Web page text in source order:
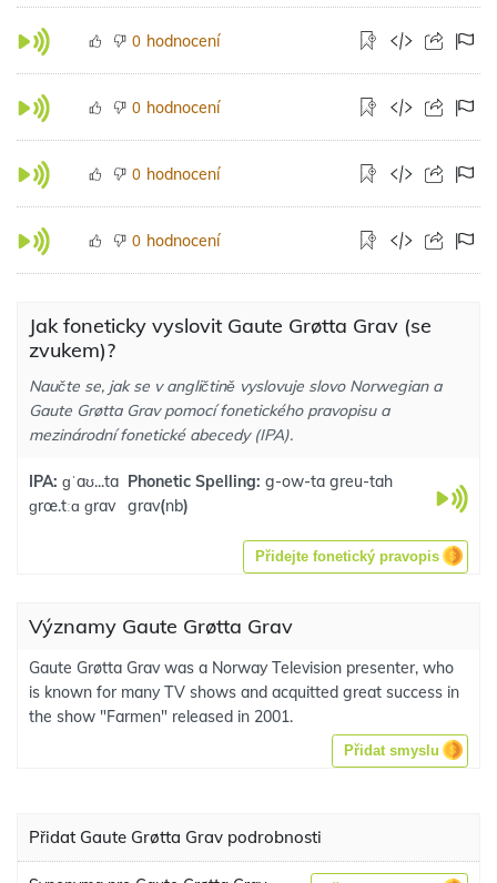
0 hodnocení
0 hodnocení
0 hodnocení
0 hodnocení
Jak foneticky vyslovit Gaute Grøtta Grav (se
zvukem)?
Naučte se, jak se v angličtině vyslovuje slovo Norwegian a
Gaute Grøtta Grav pomocí fonetického pravopisu a
mezinárodní fonetické abecedy (IPA).
IPA: ɡˈaʊ...ta
ɡrœ.tːɑ ɡrav
Phonetic Spelling: g-ow-ta greu-tah
grav(nb)
Přidejte fonetický pravopis
Významy Gaute Grøtta Grav
Gaute Grøtta Grav was a Norway Television presenter, who
is known for many TV shows and acquitted great success in
the show "Farmen" released in 2001.
Přidat smyslu
Přidat Gaute Grøtta Grav podrobnosti